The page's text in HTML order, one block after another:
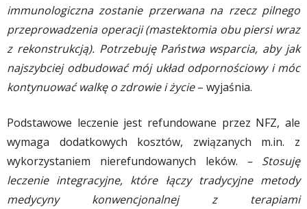
immunologiczna zostanie przerwana na rzecz pilnego
przeprowadzenia operacji (mastektomia obu piersi wraz
z rekonstrukcją). Potrzebuję Państwa wsparcia, aby jak
najszybciej odbudować mój układ odpornościowy i móc
kontynuować walkę o zdrowie i życie– wyjaśnia.
Podstawowe leczenie jest refundowane przez NFZ, ale
wymaga dodatkowych kosztów, związanych m.in. z
wykorzystaniem nierefundowanych leków. – Stosuję
leczenie integracyjne, które łączy tradycyjne metody
medycyny konwencjonalnej z terapiami